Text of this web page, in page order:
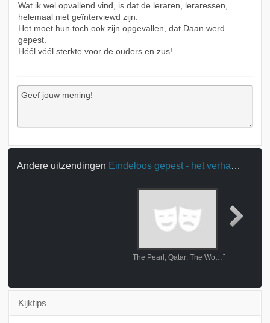
Wat ik wel opvallend vind, is dat de leraren, leraressen,
helemaal niet geïnterviewd zijn.
Het moet hun toch ook zijn opgevallen, dat Daan werd
gepest.
Héél véél sterkte voor de ouders en zus!
Andere uitzendingen Eindeloos gepest - het verhaal van Daan
The Pearl, Qatar: The World's Most Luxurious Island
Kijktips